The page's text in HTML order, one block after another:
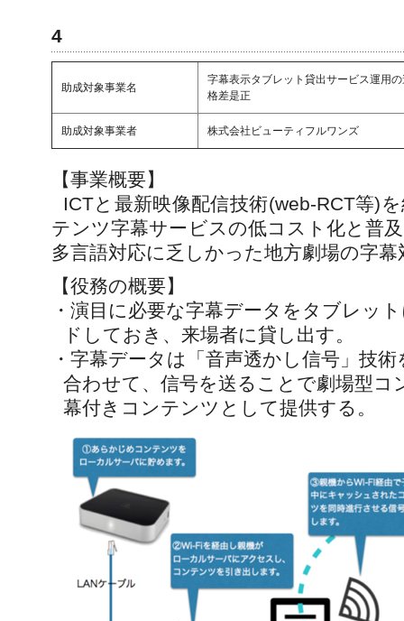
4
助成対象事業名
字幕表示タブレット貸出サービス運用
格差是正
助成対象事業者 株式会社ビューティフルワンズ
【事業概要】
ICTと最新映像配信技術(web-RCT等)
テンツ字幕サービスの低コスト化と普
多言語対応に乏しかった地方劇場の字
【役務の概要】
・演目に必要な字幕データをタブレッ
ドしておき、来場者に貸し出す。
・字幕データは「音声透かし信号」技
合わせて、信号を送ることで劇場型コ
幕付きコンテンツとして提供する。